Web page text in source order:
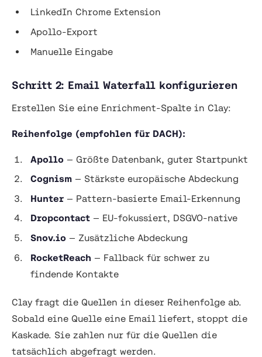
LinkedIn Chrome Extension
Apollo-Export
Manuelle Eingabe
Schritt 2: Email Waterfall konfigurieren
Erstellen Sie eine Enrichment-Spalte in Clay:
Reihenfolge (empfohlen für DACH):
Apollo — Größte Datenbank, guter Startpunkt
Cognism — Stärkste europäische Abdeckung
Hunter — Pattern-basierte Email-Erkennung
Dropcontact — EU-fokussiert, DSGVO-native
Snov.io — Zusätzliche Abdeckung
RocketReach — Fallback für schwer zu
findende Kontakte
Clay fragt die Quellen in dieser Reihenfolge ab.
Sobald eine Quelle eine Email liefert, stoppt die
Kaskade. Sie zahlen nur für die Quellen die
tatsächlich abgefragt werden.